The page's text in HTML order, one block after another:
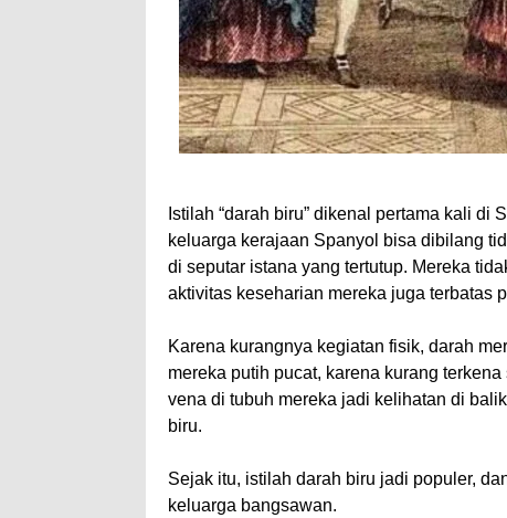
Istilah “darah biru” dikenal pertama kali
keluarga kerajaan Spanyol bisa dibilang
di seputar istana yang tertutup. Mereka
aktivitas keseharian mereka juga terbatas
Karena kurangnya kegiatan fisik, darah
mereka putih pucat, karena kurang
vena di tubuh mereka jadi kelihatan di
biru.
Sejak itu, istilah darah biru jadi populer,
keluarga bangsawan.